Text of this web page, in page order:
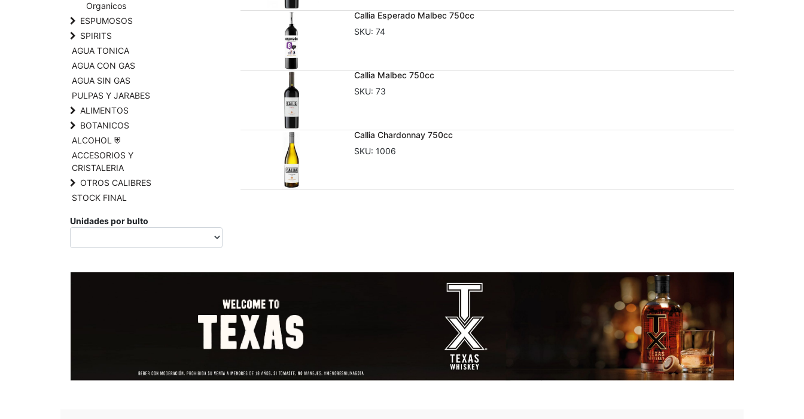
Organicos
ESPUMOSOS
SPIRITS
AGUA TONICA
AGUA CON GAS
AGUA SIN GAS
PULPAS Y JARABES
ALIMENTOS
BOTANICOS
ALCOHOL ⛨
ACCESORIOS Y
CRISTALERIA
OTROS CALIBRES
STOCK FINAL
Unidades por bulto
Callia Esperado Malbec 750cc
SKU: 74
Callia Malbec 750cc
SKU: 73
Callia Chardonnay 750cc
SKU: 1006